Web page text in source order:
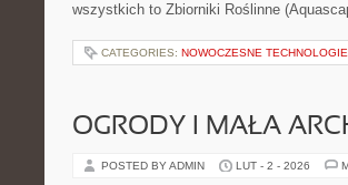
wszystkich to Zbiorniki Roślinne
CATEGORIES: NOWOCZESNE
OGRODY I MAŁA
POSTED BY ADMIN LUT - 2 - 2026